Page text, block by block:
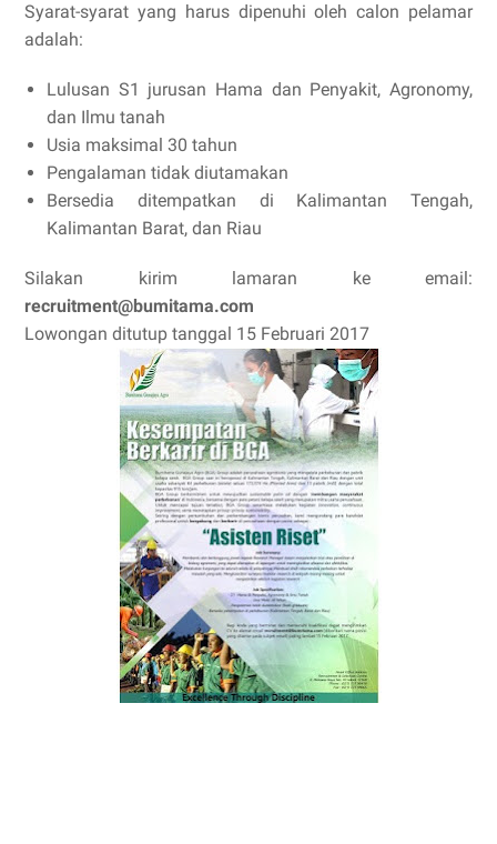
Syarat-syarat yang harus dipenuhi oleh calon pelamar
adalah:
Lulusan S1 jurusan Hama dan Penyakit, Agronomy,
dan Ilmu tanah
Usia maksimal 30 tahun
Pengalaman tidak diutamakan
Bersedia ditempatkan di Kalimantan Tengah,
Kalimantan Barat, dan Riau
Silakan kirim lamaran ke email:
recruitment@bumitama.com
Lowongan ditutup tanggal 15 Februari 2017